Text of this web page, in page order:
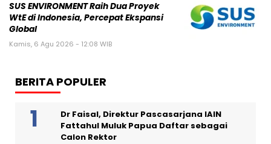
SUS ENVIRONMENT Raih Dua Proyek
WtE di Indonesia, Percepat Ekspansi
Global
Kamis, 6 Agu 2026 - 12:08 WIB
BERITA POPULER
Dr Faisal, Direktur Pascasarjana IAIN
Fattahul Muluk Papua Daftar sebagai
Calon Rektor